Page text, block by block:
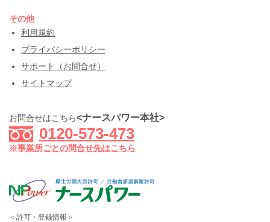
その他
利用規約
プライバシーポリシー
サポート（お問合せ）
サイトマップ
お問合せはこちら<ナースパワー本社>
0120-573-473
※事業所ごとの問合せ先はこちら
＜許可・登録情報＞